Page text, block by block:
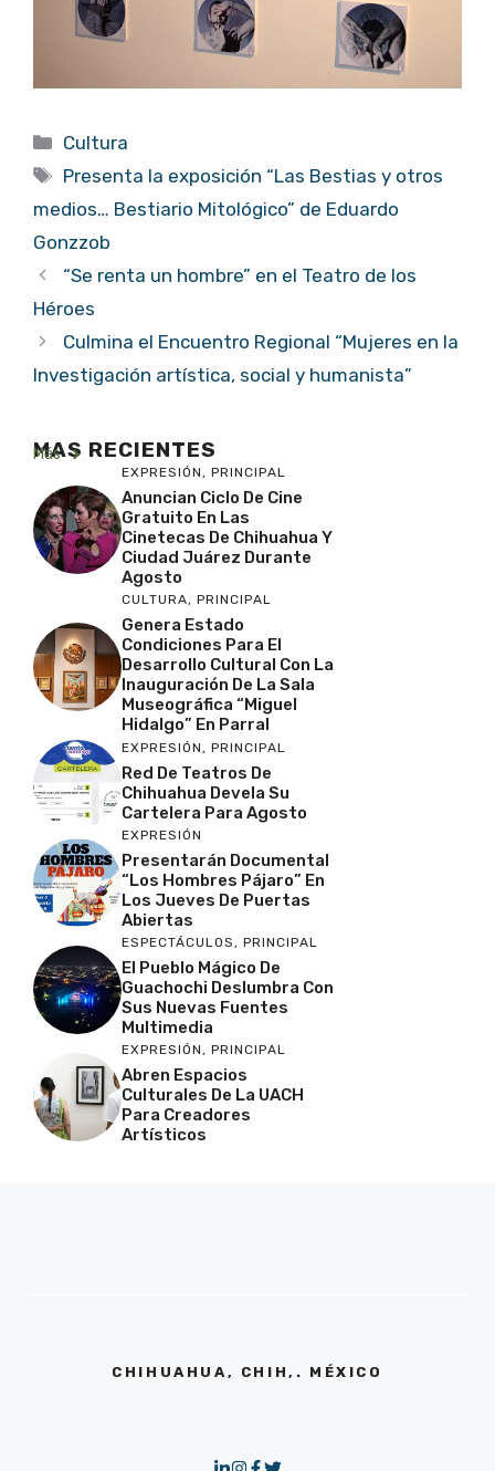
Categorías
Cultura
Etiquetas
Presenta la exposición “Las Bestias y otros
medios… Bestiario Mitológico” de Eduardo
Gonzzob
“Se renta un hombre” en el Teatro de los
Héroes
Culmina el Encuentro Regional “Mujeres en la
Investigación artística, social y humanista”
MAS RECIENTES
Más
EXPRESIÓN, PRINCIPAL
Anuncian Ciclo De Cine
Gratuito En Las
Cinetecas De Chihuahua Y
Ciudad Juárez Durante
Agosto
CULTURA, PRINCIPAL
Genera Estado
Condiciones Para El
Desarrollo Cultural Con La
Inauguración De La Sala
Museográfica “Miguel
Hidalgo” En Parral
EXPRESIÓN, PRINCIPAL
Red De Teatros De
Chihuahua Devela Su
Cartelera Para Agosto
EXPRESIÓN
Presentarán Documental
“Los Hombres Pájaro” En
Los Jueves De Puertas
Abiertas
ESPECTÁCULOS, PRINCIPAL
El Pueblo Mágico De
Guachochi Deslumbra Con
Sus Nuevas Fuentes
Multimedia
EXPRESIÓN, PRINCIPAL
Abren Espacios
Culturales De La UACH
Para Creadores
Artísticos
CHIHUAHUA, CHIH,. MÉXICO